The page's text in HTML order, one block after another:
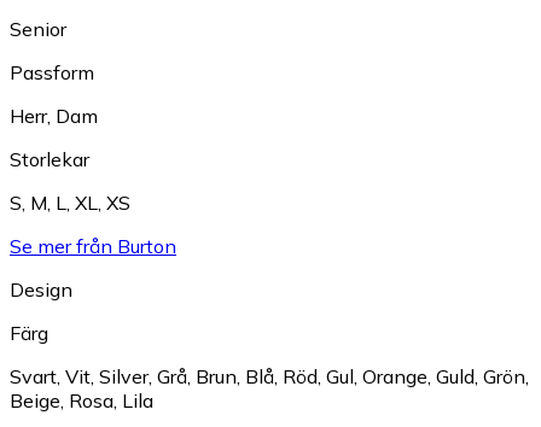
Senior
Passform
Herr, Dam
Storlekar
S, M, L, XL, XS
Se mer från Burton
Design
Färg
Svart, Vit, Silver, Grå, Brun, Blå, Röd, Gul, Orange, Guld, Grön,
Beige, Rosa, Lila